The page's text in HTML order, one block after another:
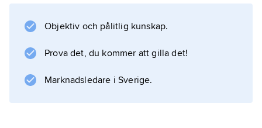
genom köp av flera mindre varv. Koncernen
såsom patrull- och bevakningsfartyg,
passagerarfärjor, stridsbåtar samt
kombinerade bil- och passagerarkatamaraner.
Objektiv och pålitlig kunskap.
Prova det, du kommer att gilla det!
Marknadsledare i Sverige.